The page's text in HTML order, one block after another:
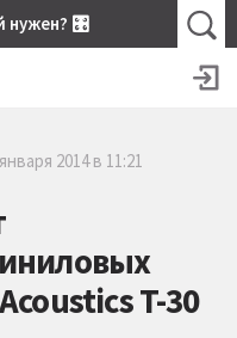
нужен? 🎛
2014 в 11:21
T-30